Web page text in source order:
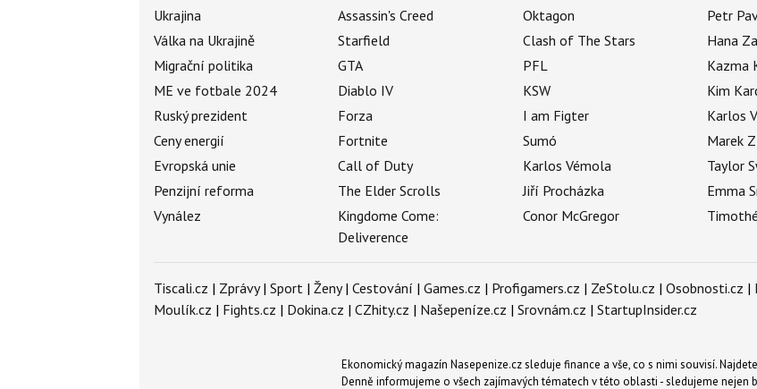
Ukrajina
Válka na Ukrajině
Migrační politika
ME ve fotbale 2024
Ruský prezident
Ceny energií
Evropská unie
Penzijní reforma
Vynález
Assassin's Creed
Starfield
GTA
Diablo IV
Forza
Fortnite
Call of Duty
The Elder Scrolls
Kingdome Come:
Deliverence
Oktagon
Clash of The Stars
PFL
KSW
I am Figter
Sumó
Karlos Vémola
Jiří Procházka
Conor McGregor
Petr
Hana
Kazma
Kim
Karlos
Marek
Taylor
Emma
Tiscali.cz | Zprávy| Sport | Ženy| Cestování | Games.cz | Profigamers.cz | ZeStolu.cz | Osobnosti.cz |
Moulík.cz | Fights.cz | Dokina.cz | CZhity.cz | Našepeníze.cz | Srovnám.cz | StartupInsider.cz
Ekonomický magazín Nasepenize.cz sleduje finance a vše, co s nimi souvisí.
Denně informujeme o všech zajímavých tématech v této oblasti - sledujeme nejen